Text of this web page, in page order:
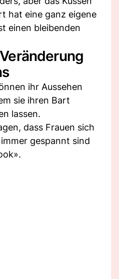
hat eine ganz eigene
einen bleibenden
ihr Aussehen
sie ihren Bart
lassen.
dass Frauen sich
gespannt sind